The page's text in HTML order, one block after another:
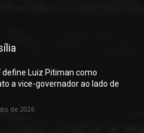
define Luiz Pitiman como
a vice-governador ao lado de
de 2026